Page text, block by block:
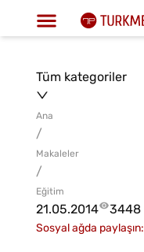
Tüm kategoriler
Ana
/
Makaleler
/
Eğitim
21.05.2014 3448
Sosyal ağda paylaşın: